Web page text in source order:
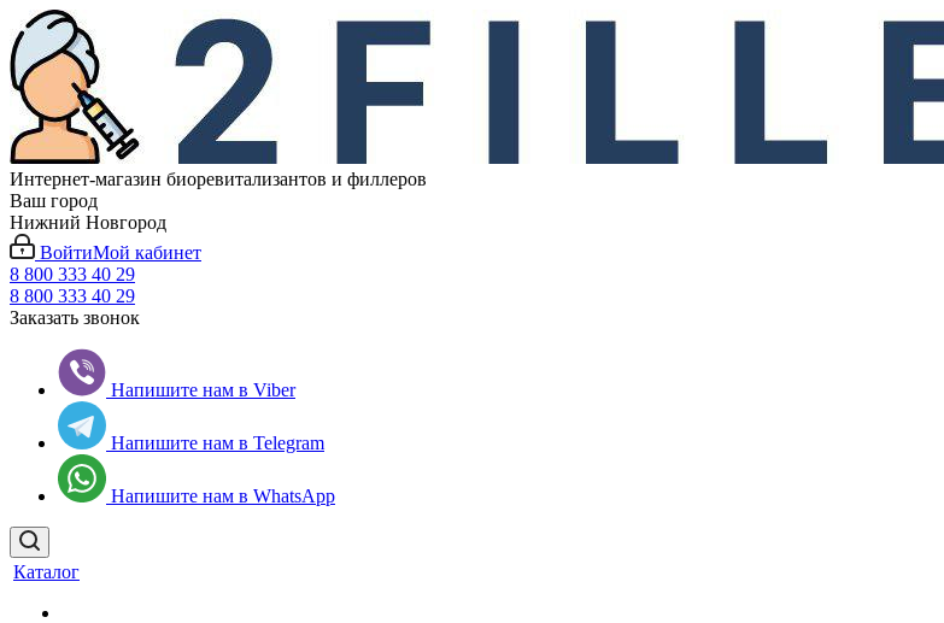
Интернет-магазин биоревитализантов и филлеров
Ваш город
Нижний Новгород
ВойтиМой кабинет
8 800 333 40 29
8 800 333 40 29
Заказать звонок
Напишите нам в Viber
Напишите нам в Telegram
Напишите нам в WhatsApp
Каталог